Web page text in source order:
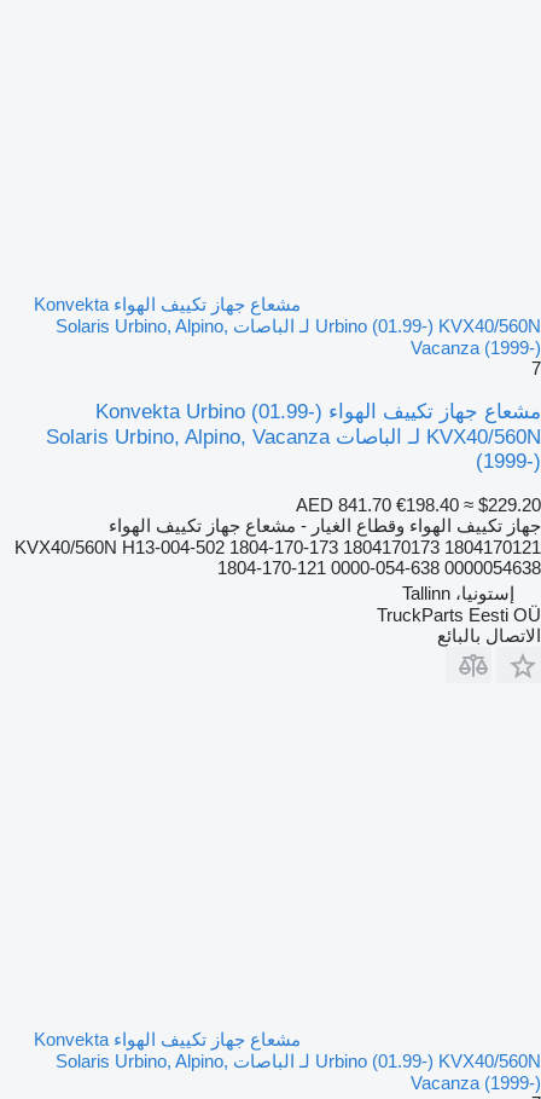
مشعاع جهاز تكييف الهواء Konvekta
Urbino (01.99-) KVX40/560N لـ الباصات Solaris Urbino, Alpino,
Vacanza (1999-)
7
مشعاع جهاز تكييف الهواء Konvekta Urbino (01.99-)
KVX40/560N لـ الباصات Solaris Urbino, Alpino, Vacanza
(1999-)
AED 841.70 €198.40 ≈ $229.20
جهاز تكييف الهواء وقطاع الغيار - مشعاع جهاز تكييف الهواء
KVX40/560N H13-004-502 1804-170-173 1804170173 1804170121
1804-170-121 0000-054-638 0000054638
إستونيا، Tallinn
TruckParts Eesti OÜ
الاتصال بالبائع
مشعاع جهاز تكييف الهواء Konvekta
Urbino (01.99-) KVX40/560N لـ الباصات Solaris Urbino, Alpino,
Vacanza (1999-)